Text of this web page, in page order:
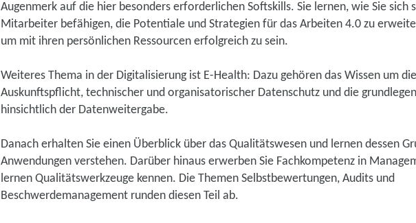
Augenmerk auf die hier besonders erforderlichen Softskills. Sie lernen, wie Sie sich
Mitarbeiter befähigen, die Potentiale und Strategien für das Arbeiten 4.0 zu
um mit ihren persönlichen Ressourcen erfolgreich zu sein.
Weiteres Thema in der Digitalisierung ist E-Health: Dazu gehören das Wissen um
Auskunftspflicht, technischer und organisatorischer Datenschutz und die
hinsichtlich der Datenweitergabe.
Danach erhalten Sie einen Überblick über das Qualitätswesen und lernen dessen
Anwendungen verstehen. Darüber hinaus erwerben Sie Fachkompetenz in
lernen Qualitätswerkzeuge kennen. Die Themen Selbstbewertungen, Audits und
Beschwerdemanagement runden diesen Teil ab.